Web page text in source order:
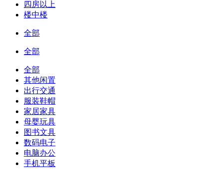
四房以上
楼中楼
全部
全部
全部
其他闲置
出行交通
服装鞋帽
家居家具
母婴玩具
图书文具
数码电子
电脑办公
手机平板